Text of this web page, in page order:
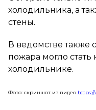
холодильника, а
стены.
В ведомстве также
пожара могло
холодильнике.
Фото: скриншот из видео